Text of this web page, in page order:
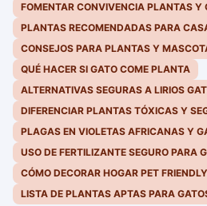
FOMENTAR CONVIVENCIA PLANTAS Y
PLANTAS RECOMENDADAS PARA
CONSEJOS PARA PLANTAS Y
QUÉ HACER SI GATO COME PLANTA
ALTERNATIVAS SEGURAS A LIRIOS
DIFERENCIAR PLANTAS TÓXICAS Y
PLAGAS EN VIOLETAS AFRICANAS Y
USO DE FERTILIZANTE SEGURO PARA
CÓMO DECORAR HOGAR PET FRIENDLY
LISTA DE PLANTAS APTAS PARA